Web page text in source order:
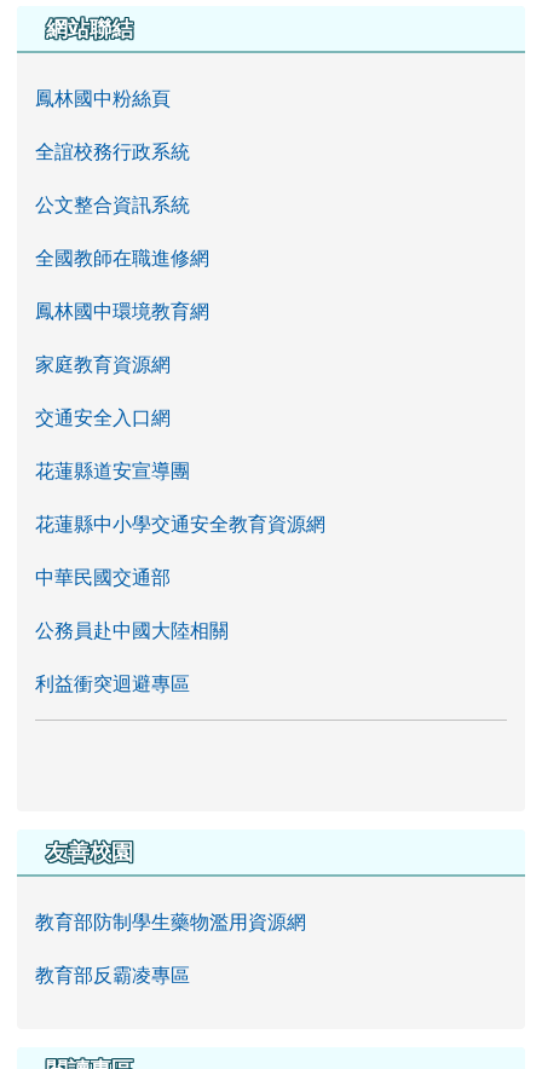
左邊區域內容
網站聯結
鳳林國中粉絲頁
全誼校務行政系統
公文整合資訊系統
全國教師在職進修網
鳳林國中環境教育網
家庭教育資源網
交通安全入口網
花蓮縣道安宣導團
花蓮縣中小學交通安全教育資源網
中華民國交通部
公務員赴中國大陸相關
利益衝突迴避專區
友善校園
教育部防制學生藥物濫用資源網
教育部反霸凌專區